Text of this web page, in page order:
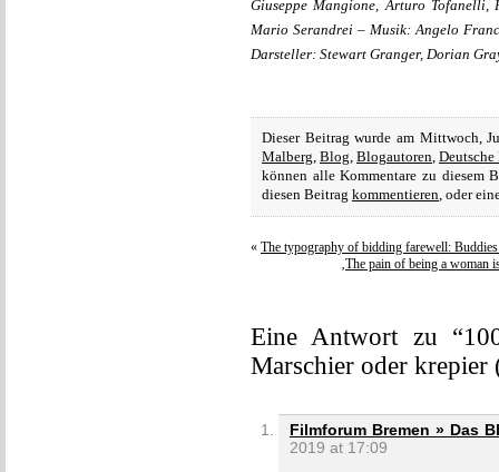
Giuseppe Mangione, Arturo
Mario Serandrei – Musik: Angelo
Darsteller: Stewart Granger, Dorian
Dieser Beitrag wurde am Mittwoch,
Malberg, Blog, Blogautoren,
können alle Kommentare zu diesem
diesen Beitrag kommentieren, oder
« The typography of bidding farewell:
‚The pain of being a woman
Eine Antwort zu
Marschier oder krepier
Filmforum Bremen » Das
2019 at 17:09